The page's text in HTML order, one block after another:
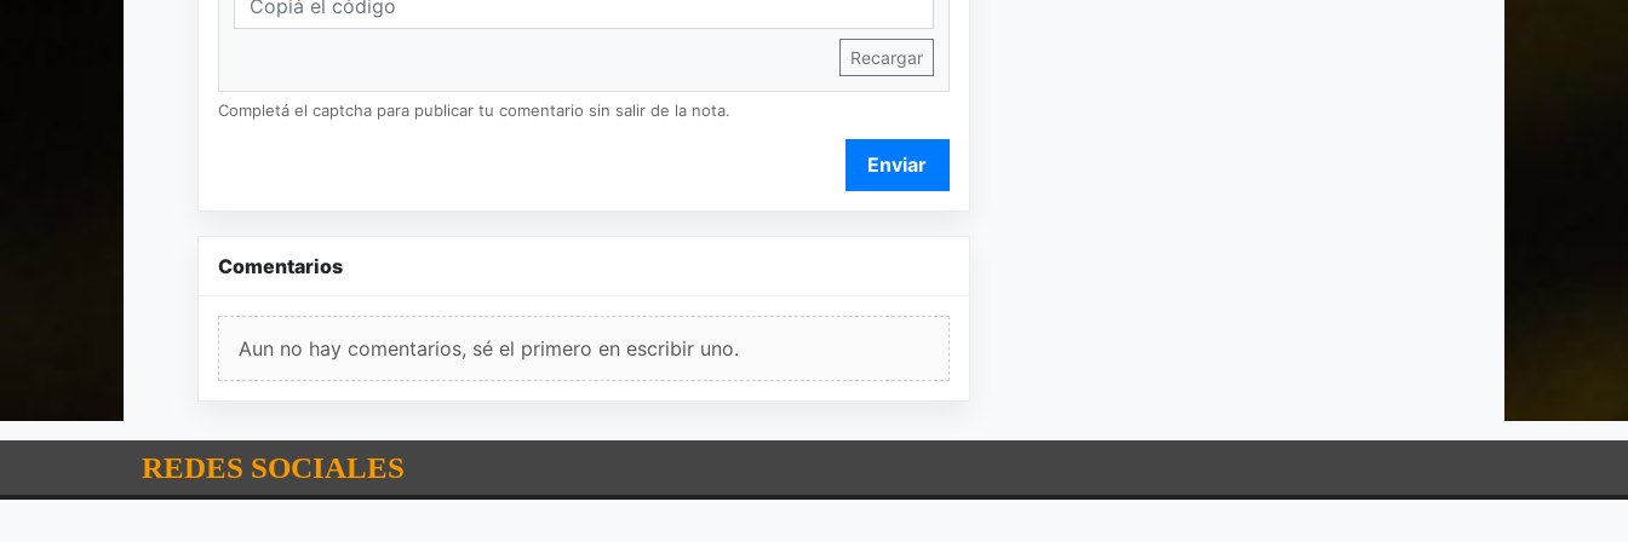
Recargar
Completá el captcha para publicar tu comentario sin salir de la nota.
Enviar
Comentarios
Aun no hay comentarios, sé el primero en escribir uno.
REDES SOCIALES